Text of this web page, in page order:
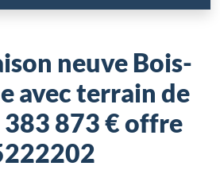
neuve Bois-
avec terrain de
383 873 € offre